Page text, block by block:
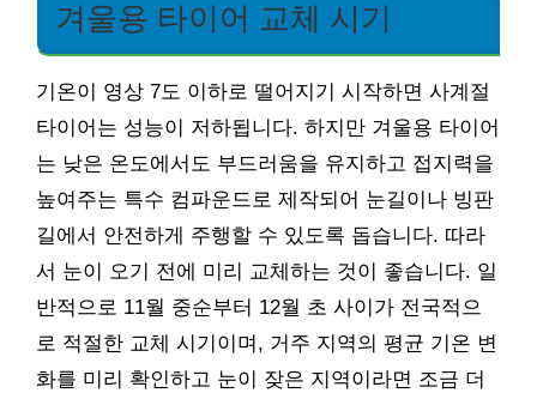
겨울용 타이어 교체 시기
기온이 영상 7도 이하로 떨어지기 시작하면 사계절
타이어는 성능이 저하됩니다. 하지만 겨울용 타이어
는 낮은 온도에서도 부드러움을 유지하고 접지력을
높여주는 특수 컴파운드로 제작되어 눈길이나 빙판
길에서 안전하게 주행할 수 있도록 돕습니다. 따라
서 눈이 오기 전에 미리 교체하는 것이 좋습니다. 일
반적으로 11월 중순부터 12월 초 사이가 전국적으
로 적절한 교체 시기이며, 거주 지역의 평균 기온 변
화를 미리 확인하고 눈이 잦은 지역이라면 조금 더